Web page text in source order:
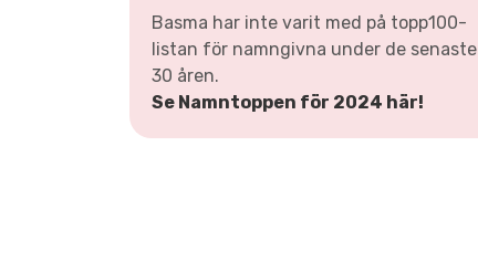
Basma har inte varit med på topp100-
listan för namngivna under de senaste
30 åren.
Se Namntoppen för 2024 här!